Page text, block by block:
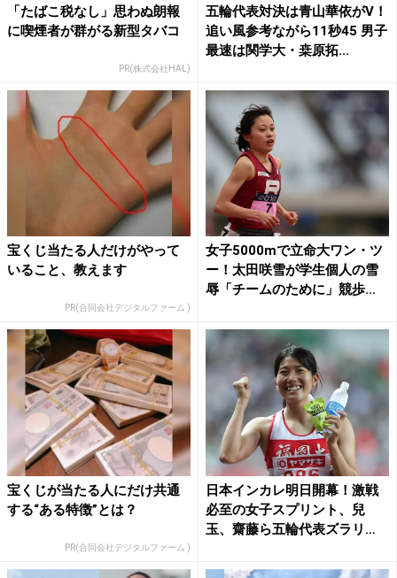
「たばこ税なし」思わぬ朗報
に喫煙者が群がる新型タバコ
PR(株式会社HAL)
五輪代表対決は青山華依がV！
追い風参考ながら11秒45 男子
最速は関学大・桒原拓...
宝くじ当たる人だけがやって
いること、教えます
PR(合同会社デジタルファーム )
女子5000mで立命大ワン・ツ
ー！太田咲雪が学生個人の雪
辱「チームのために」競歩...
宝くじが当たる人にだけ共通
する“ある特徴”とは？
PR(合同会社デジタルファーム )
日本インカレ明日開幕！激戦
必至の女子スプリント、兒
玉、齋藤ら五輪代表ズラリ